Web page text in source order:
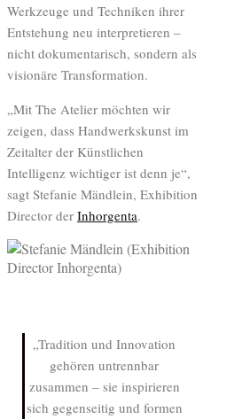
Werkzeuge und Techniken ihrer
Entstehung neu interpretieren –
nicht dokumentarisch, sondern als
visionäre Transformation.
„Mit The Atelier möchten wir
zeigen, dass Handwerkskunst im
Zeitalter der Künstlichen
Intelligenz wichtiger ist denn je“,
sagt Stefanie Mändlein, Exhibition
Director der Inhorgenta.
„Tradition und Innovation
gehören untrennbar
zusammen – sie inspirieren
sich gegenseitig und formen